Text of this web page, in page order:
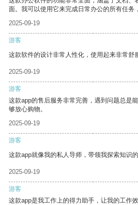
面。我可以使用它来完成日常办公的所有任务
2025-09-19
游客
这款软件的设计非常人性化，使用起来非常舒
2025-09-19
游客
这款app的售后服务非常完善，遇到问题总是
够放心购物。
2025-09-19
游客
这款app就像我的私人导师，带领我探索知识的
2025-09-19
游客
这款app是我工作上的得力助手，让我的工作